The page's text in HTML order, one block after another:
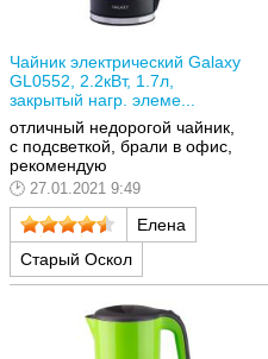
Чайник электрический Galaxy
GL0552, 2.2кВт, 1.7л,
закрытый нагр. элеме...
отличный недорогой чайник,
с подсветкой, брали в офис,
рекомендую
27.01.2021 9:49
Елена
Старый Оскол